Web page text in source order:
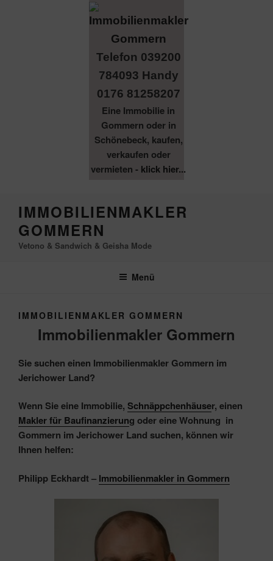
Telefon 039200
784093 Handy
0176 81258207
Eine Immobilie in
Gommern oder in
Schönebeck, kaufen,
verkaufen oder
vermieten - klick hier...
Inhalt
springen
IMMOBILIENMAKLER
GOMMERN
Vetono & Sandwich & Geisha Mode
Menü
IMMOBILIENMAKLER GOMMERN
Immobilienmakler Gommern
Sie suchen einen Immobilienmakler Gommern im
Jerichower Land?
Wenn Sie eine Immobilie, Schnäppchenhäuser, einen
Makler für Baufinanzierung oder eine Wohnung in
Gommern im Jerichower Land suchen, können wir
Ihnen helfen:
Philipp Eckhardt – Immobilienmakler in Gommern